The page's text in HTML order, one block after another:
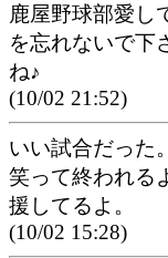
鹿屋野球部愛し
を忘れないで下
ね♪
(10/02 21:52)
いい試合だった
笑って終われる
援してるよ。
(10/02 15:28)